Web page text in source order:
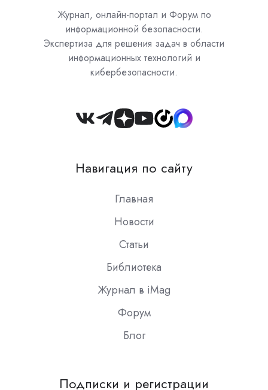
Журнал, онлайн-портал и Форум по
информационной безопасности.
Экспертиза для решения задач в области
информационных технологий и
кибербезопасности.
Join
Slack
Навигация по сайту
Главная
Новости
Статьи
Библиотека
Журнал в iMag
Форум
Блог
Подписки и регистрации